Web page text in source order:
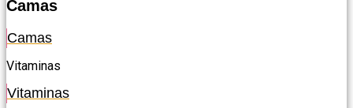
Camas
Camas
Vitaminas
Vitaminas